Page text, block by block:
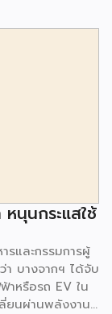
Trends,
Trends,
นุนกระแสใช้
รและกรรมการผู้
บางจากฯ ได้จับ
าหรือรถ EV ใน
ยนผ่านพลังงาน